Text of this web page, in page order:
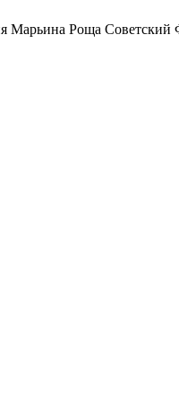
Марьина Роща Советский